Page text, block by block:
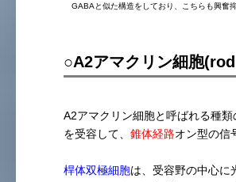
GABAと似た構造をしており、こちらも興奮抑
○A2アマクリン細胞
A2アマクリン細胞と呼ばれる種類
を受容して、 錐体経路オン型の信
桿体双極細胞は、受容野の中心に